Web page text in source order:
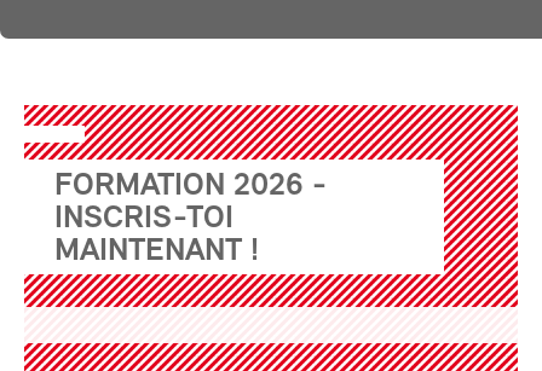
FORMATION 2026 -
INSCRIS-TOI
MAINTENANT !